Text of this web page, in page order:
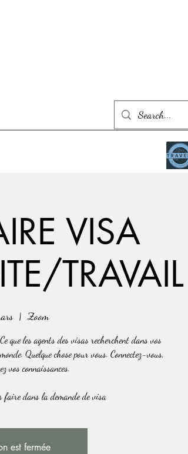
VISA
TRAVAIL
  |
Zoom
que les agents des visas recherchent dans vos
Quelque chose pour vous. Connectez-vous,
vos connaissances.
faire dans la demande de visa
est fermée